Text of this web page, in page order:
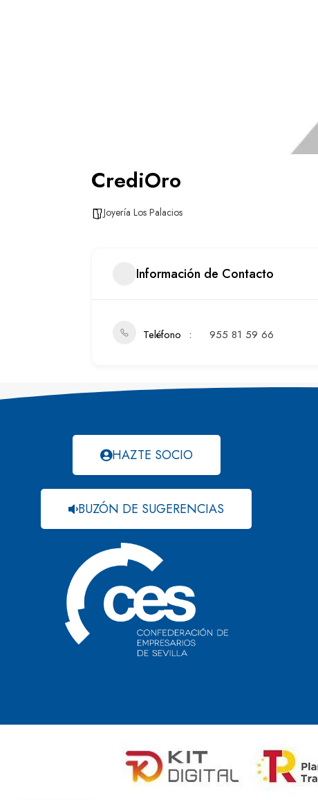
CrediOro
Joyería Los Palacios
Información de Contacto
Teléfono 955 81 59 66
HAZTE SOCIO
BUZÓN DE SUGERENCIAS